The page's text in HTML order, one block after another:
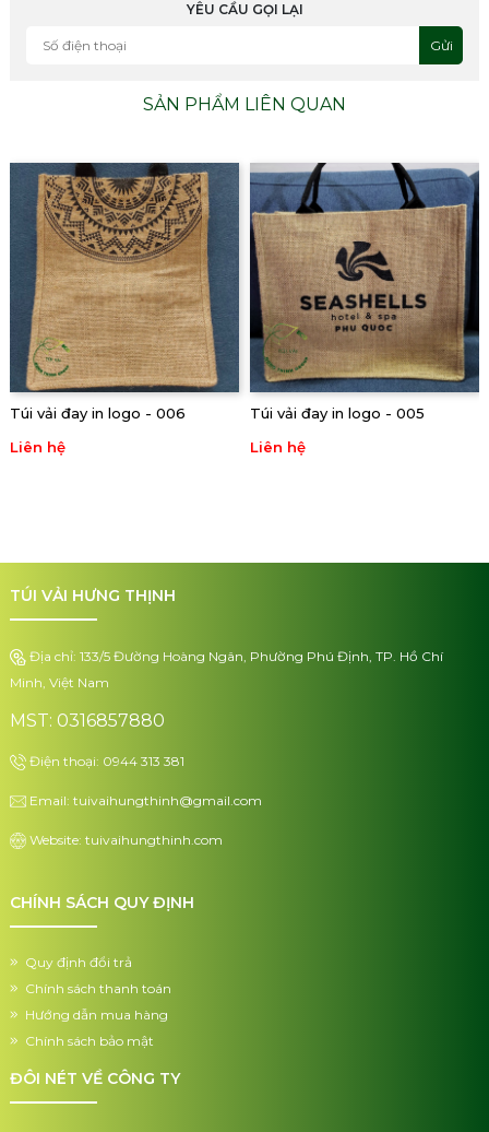
YÊU CẦU GỌI LẠI
Gửi
SẢN PHẨM LIÊN QUAN
Túi vải đay in logo - 006
Liên hệ
Túi vải đay in logo - 005
Liên hệ
TÚI VẢI HƯNG THỊNH
Địa chỉ: 133/5 Đường Hoàng Ngân, Phường Phú Định, TP. Hồ Chí
Minh, Việt Nam
MST: 0316857880
Điện thoại: 0944 313 381
Email: tuivaihungthinh@gmail.com
Website: tuivaihungthinh.com
CHÍNH SÁCH QUY ĐỊNH
Quy định đổi trả
Chính sách thanh toán
Hướng dẫn mua hàng
Chính sách bảo mật
ĐÔI NÉT VỀ CÔNG TY